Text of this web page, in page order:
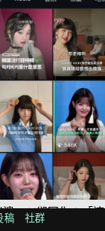
，AI卻回你：「這
稿 社群